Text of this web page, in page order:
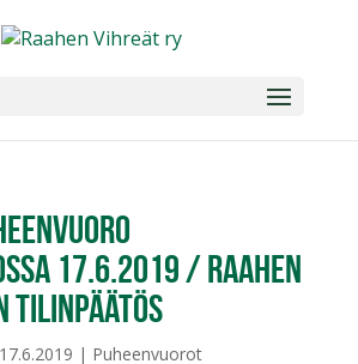
17.6.2019 / Raahen
tilinpäätös
17.6.2019 | Puheenvuorot